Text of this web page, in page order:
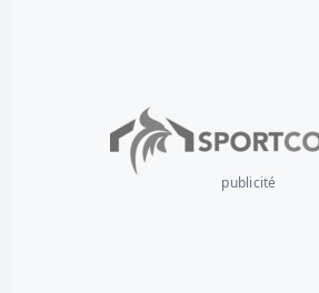
publicité